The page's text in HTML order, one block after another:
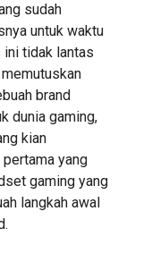
sudah
untuk waktu
ini tidak lantas
brand
dunia gaming,
kian
yang
gaming yang
langkah awal